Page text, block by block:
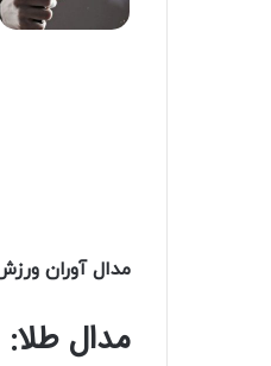
مدال آوران
مدال طلا: